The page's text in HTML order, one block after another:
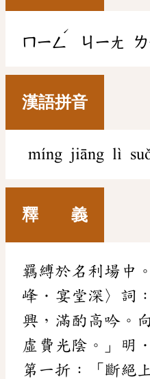
ㄇㄧㄥ
ˊ
ㄐㄧㄤ
漢語拼音
míng jiāng lì
釋 義
羈縛於名利場中
峰．宴堂深〉詞
興，滿酌高吟。
虛費光陰。」明
第一折：「斷絕